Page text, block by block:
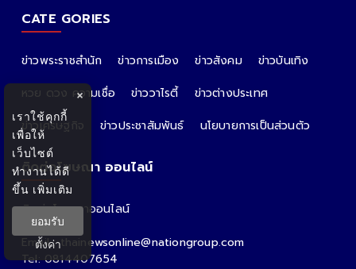
CATE GORIES
ข่าวพระราชสำนัก ข่าวการเมือง ข่าวสังคม
ข่าวบันเทิง
หวย ดวง ความเชื่อ
ข่าววาไรตี้
ข่าวต่างประเทศ
ข่าวเศรษฐกิจ
ข่าวประชาสัมพันธ์ นโยบายการเป็นส่วนตัว
ติดต่อโฆษณา ออนไลน์
ติดต่อโฆษณาออนไลน์
คุณอ้อ
Email : thainewsonline@nationgroup.com
Tel: 0814407654
×
เราใช้คุกกี้
เพื่อให้
เว็บไซต์
ทำงานได้ดี
ขึ้น เพิ่มเติม
ยอมรับ
ตั้งค่า